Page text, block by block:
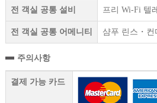
전 객실 공통 설비 프리 Wi-Fi 텔
전 객실 공통 어메니티 샴푸 린스・
주의사항
결제 가능 카드